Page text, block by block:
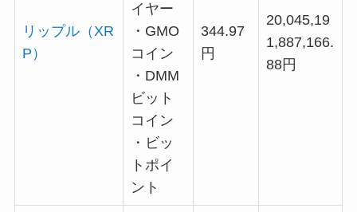
リップル（XR
P）
イヤー
・GMO
コイン
・DMM
ビット
コイン
・ビッ
トポイ
ント
344.97
円
20,045,19
1,887,166.
88円